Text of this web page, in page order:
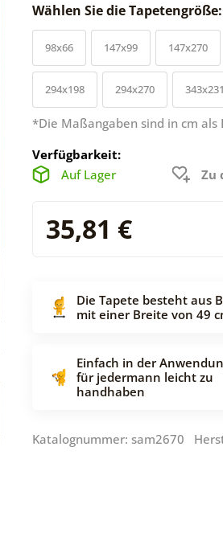
Wählen Sie die Tapetengröße:
98x66 147x99 147x270
294x198 294x270 343x231
*Die Maßangaben sind in cm als
Verfügbarkeit:
Auf Lager
Zu
35,81 €
Die Tapete besteht aus
mit einer Breite von 49
Einfach in der
für jedermann leicht zu
handhaben
Katalognummer: sam2670